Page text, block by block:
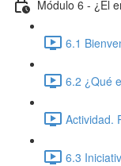
Módulo 6 - ¿El
6.1
6.2 ¿Qué
Actividad.
6.3